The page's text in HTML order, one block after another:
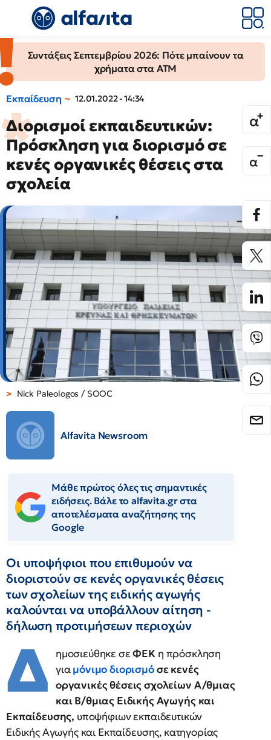
Συντάξεις Σεπτεμβρίου 2026: Πότε μπαίνουν τα
χρήματα στα ΑΤΜ
Εκπαίδευση 12.01.2022 - 14:34
Διορισμοί εκπαιδευτικών:
Πρόσκληση για διορισμό σε
κενές οργανικές θέσεις στα
σχολεία
Nick Paleologos / SOOC
Alfavita Newsroom
Μάθε πρώτος όλες τις σημαντικές
ειδήσεις. Βάλε το alfavita.gr στα
αποτελέσματα αναζήτησης της
Google
Οι υποψήφιοι που επιθυμούν να
διοριστούν σε κενές οργανικές θέσεις
των σχολείων της ειδικής αγωγής
καλούνται να υποβάλλουν αίτηση -
δήλωση προτιμήσεων περιοχών
Δ ημοσιεύθηκε σεΦΕΚη πρόσκληση
γιαμόνιμο διορισμόσε κενές
οργανικές θέσεις σχολείων Α/θμιας
και Β/θμιας Ειδικής Αγωγής και
Εκπαίδευσης, υποψήφιων εκπαιδευτικών
Ειδικής Αγωγής και Εκπαίδευσης, κατηγορίας